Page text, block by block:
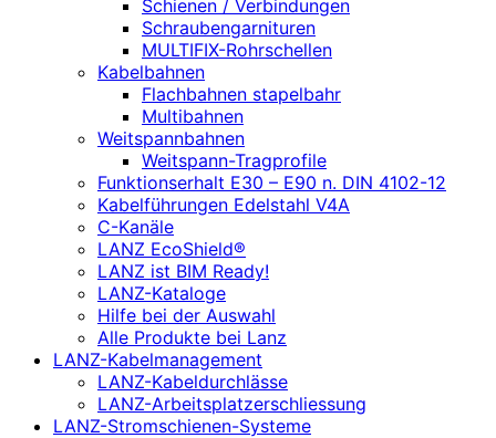
Schienen / Verbindungen
Schraubengarnituren
MULTIFIX-Rohrschellen
Kabelbahnen
Flachbahnen stapelbahr
Multibahnen
Weitspannbahnen
Weitspann-Tragprofile
Funktionserhalt E30 – E90 n. DIN 4102-12
Kabelführungen Edelstahl V4A
C-Kanäle
LANZ EcoShield®
LANZ ist BIM Ready!
LANZ-Kataloge
Hilfe bei der Auswahl
Alle Produkte bei Lanz
LANZ-Kabelmanagement
LANZ-Kabeldurchlässe
LANZ-Arbeitsplatzerschliessung
LANZ-Stromschienen-Systeme